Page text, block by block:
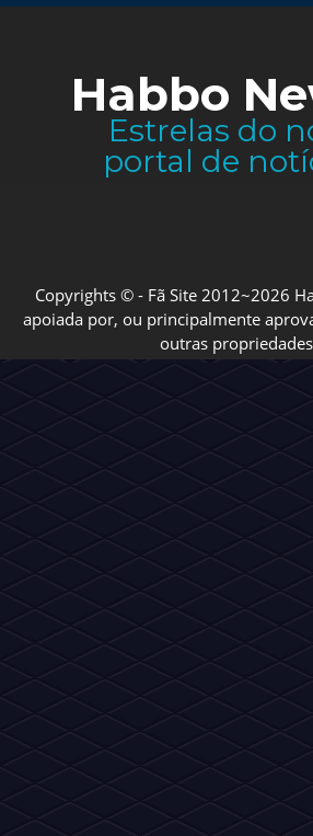
Habbo
Estrelas do
portal de
Copyrights © - Fã Site 2012~2026
apoiada por, ou principalmente
outras